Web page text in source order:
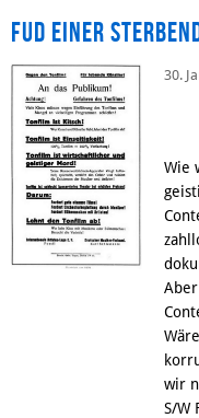
Facebook
FUD einer
30.
Wie
wir
S/W